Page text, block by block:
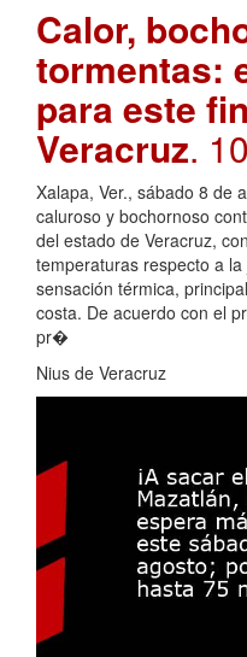
Calor,
tormentas:
para este
Veracruz.
Xalapa, Ver., sábado 8 de
caluroso y bochornoso
del estado de Veracruz,
temperaturas respecto a
sensación térmica,
costa. De acuerdo con el
pr�
Nius de Veracruz